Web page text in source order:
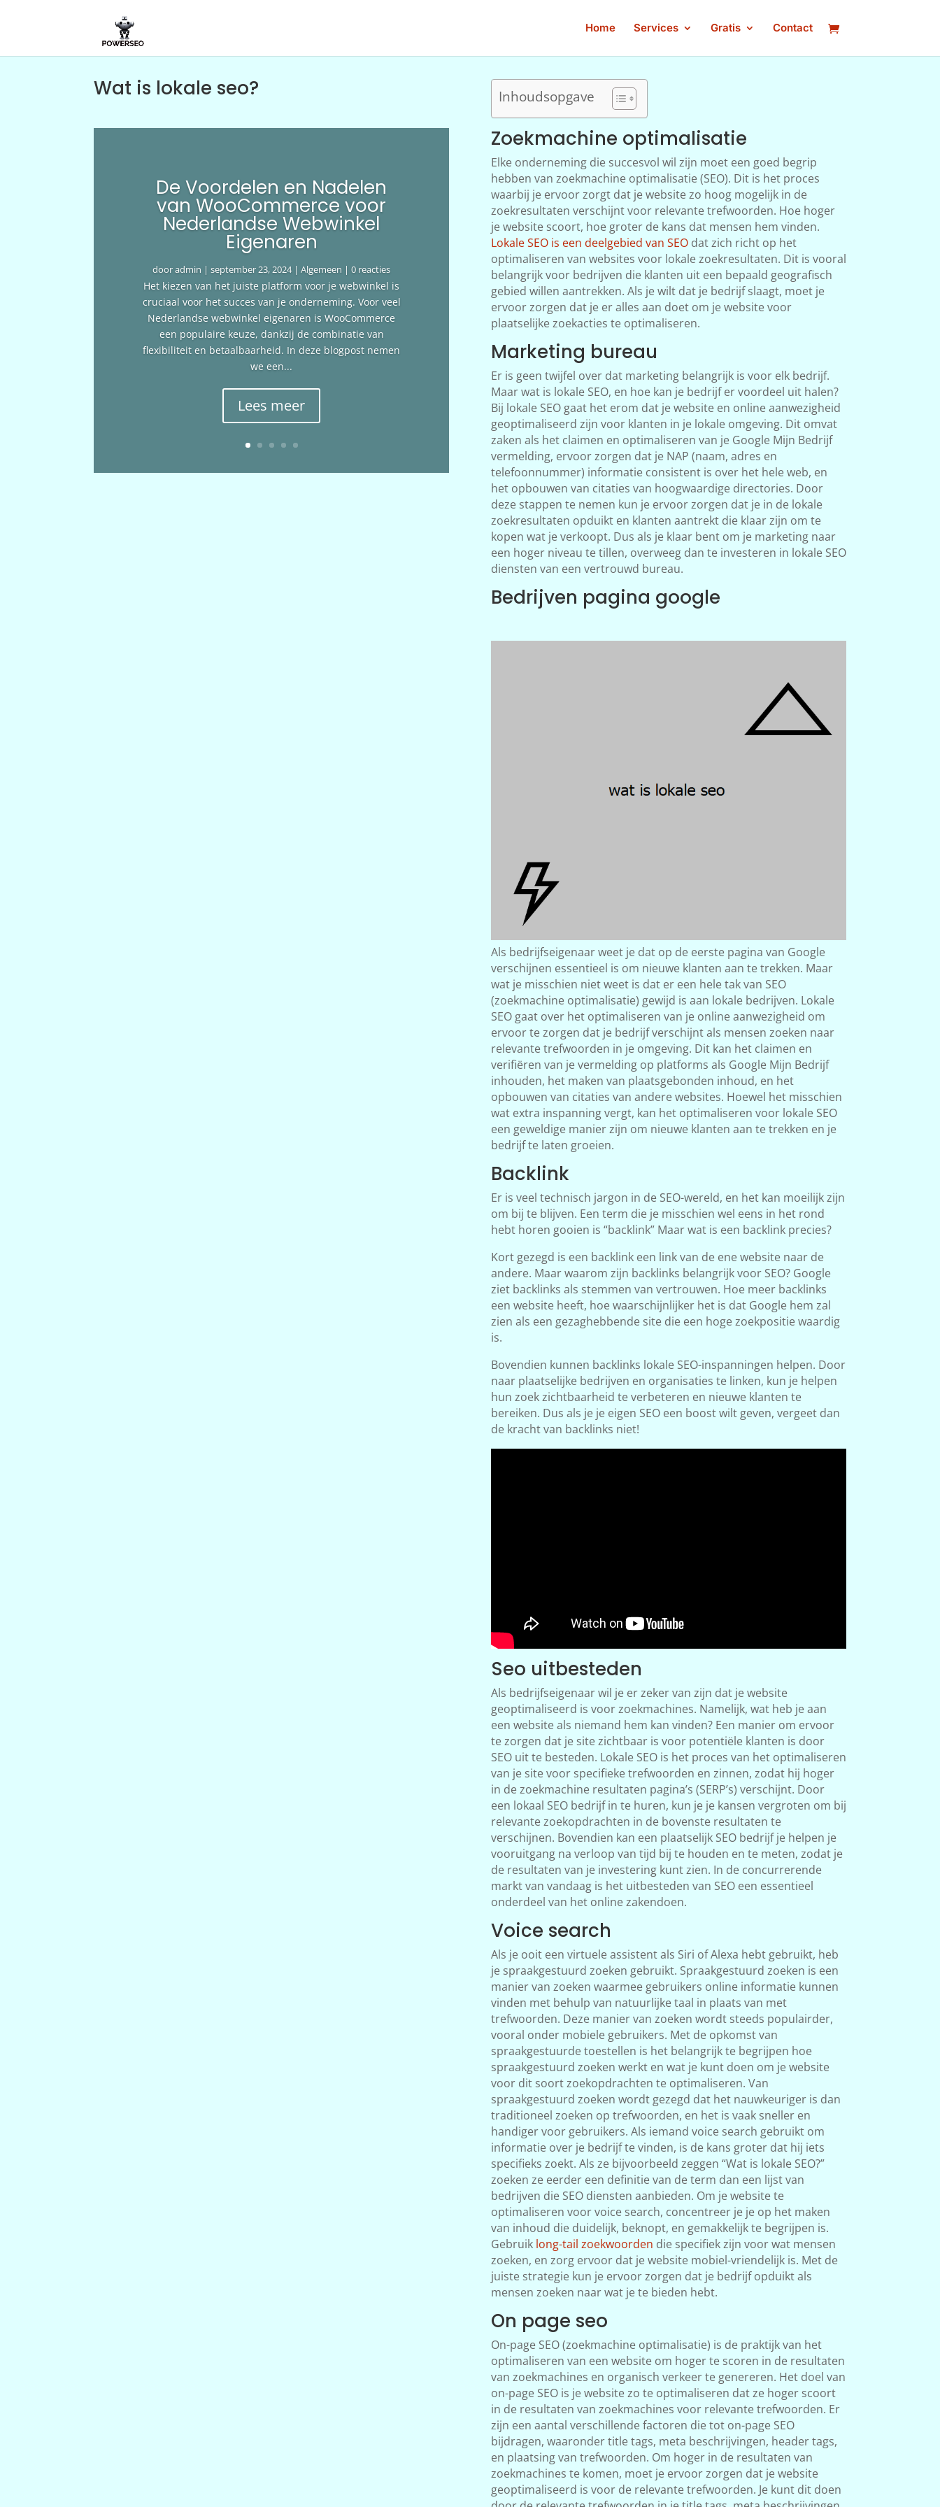
Home Services Gratis Contact
Wat is lokale seo?
De Voordelen en Nadelen
van WooCommerce voor
Nederlandse Webwinkel
Eigenaren
dooradmin |september 23, 2024|Algemeen | 0 reacties
Het kiezen van het juiste platform voor je webwinkel is
cruciaal voor het succes van je onderneming. Voor veel
Nederlandse webwinkel eigenaren is WooCommerce
een populaire keuze, dankzij de combinatie van
flexibiliteit en betaalbaarheid. In deze blogpost nemen
we een...
Lees meer
Inhoudsopgave
Zoekmachine optimalisatie
Elke onderneming die succesvol wil zijn moet een goed begrip
hebben van zoekmachine optimalisatie (SEO). Dit is het proces
waarbij je ervoor zorgt dat je website zo hoog mogelijk in de
zoekresultaten verschijnt voor relevante trefwoorden. Hoe hoger
je website scoort, hoe groter de kans dat mensen hem vinden.
Lokale SEO is een deelgebied van SEOdat zich richt op het
optimaliseren van websites voor lokale zoekresultaten. Dit is vooral
belangrijk voor bedrijven die klanten uit een bepaald geografisch
gebied willen aantrekken. Als je wilt dat je bedrijf slaagt, moet je
ervoor zorgen dat je er alles aan doet om je website voor
plaatselijke zoekacties te optimaliseren.
Marketing bureau
Er is geen twijfel over dat marketing belangrijk is voor elk bedrijf.
Maar wat is lokale SEO, en hoe kan je bedrijf er voordeel uit halen?
Bij lokale SEO gaat het erom dat je website en online aanwezigheid
geoptimaliseerd zijn voor klanten in je lokale omgeving. Dit omvat
zaken als het claimen en optimaliseren van je Google Mijn Bedrijf
vermelding, ervoor zorgen dat je NAP (naam, adres en
telefoonnummer) informatie consistent is over het hele web, en
het opbouwen van citaties van hoogwaardige directories. Door
deze stappen te nemen kun je ervoor zorgen dat je in de lokale
zoekresultaten opduikt en klanten aantrekt die klaar zijn om te
kopen wat je verkoopt. Dus als je klaar bent om je marketing naar
een hoger niveau te tillen, overweeg dan te investeren in lokale SEO
diensten van een vertrouwd bureau.
Bedrijven pagina google
Als bedrijfseigenaar weet je dat op de eerste pagina van Google
verschijnen essentieel is om nieuwe klanten aan te trekken. Maar
wat je misschien niet weet is dat er een hele tak van SEO
(zoekmachine optimalisatie) gewijd is aan lokale bedrijven. Lokale
SEO gaat over het optimaliseren van je online aanwezigheid om
ervoor te zorgen dat je bedrijf verschijnt als mensen zoeken naar
relevante trefwoorden in je omgeving. Dit kan het claimen en
verifiëren van je vermelding op platforms als Google Mijn Bedrijf
inhouden, het maken van plaatsgebonden inhoud, en het
opbouwen van citaties van andere websites. Hoewel het misschien
wat extra inspanning vergt, kan het optimaliseren voor lokale SEO
een geweldige manier zijn om nieuwe klanten aan te trekken en je
bedrijf te laten groeien.
Backlink
Er is veel technisch jargon in de SEO-wereld, en het kan moeilijk zijn
om bij te blijven. Een term die je misschien wel eens in het rond
hebt horen gooien is “backlink” Maar wat is een backlink precies?
Kort gezegd is een backlink een link van de ene website naar de
andere. Maar waarom zijn backlinks belangrijk voor SEO? Google
ziet backlinks als stemmen van vertrouwen. Hoe meer backlinks
een website heeft, hoe waarschijnlijker het is dat Google hem zal
zien als een gezaghebbende site die een hoge zoekpositie waardig
is.
Bovendien kunnen backlinks lokale SEO-inspanningen helpen. Door
naar plaatselijke bedrijven en organisaties te linken, kun je helpen
hun zoek zichtbaarheid te verbeteren en nieuwe klanten te
bereiken. Dus als je je eigen SEO een boost wilt geven, vergeet dan
de kracht van backlinks niet!
Seo uitbesteden
Als bedrijfseigenaar wil je er zeker van zijn dat je website
geoptimaliseerd is voor zoekmachines. Namelijk, wat heb je aan
een website als niemand hem kan vinden? Een manier om ervoor
te zorgen dat je site zichtbaar is voor potentiële klanten is door
SEO uit te besteden. Lokale SEO is het proces van het optimaliseren
van je site voor specifieke trefwoorden en zinnen, zodat hij hoger
in de zoekmachine resultaten pagina’s (SERP’s) verschijnt. Door
een lokaal SEO bedrijf in te huren, kun je je kansen vergroten om bij
relevante zoekopdrachten in de bovenste resultaten te
verschijnen. Bovendien kan een plaatselijk SEO bedrijf je helpen je
vooruitgang na verloop van tijd bij te houden en te meten, zodat je
de resultaten van je investering kunt zien. In de concurrerende
markt van vandaag is het uitbesteden van SEO een essentieel
onderdeel van het online zakendoen.
Voice search
Als je ooit een virtuele assistent als Siri of Alexa hebt gebruikt, heb
je spraakgestuurd zoeken gebruikt. Spraakgestuurd zoeken is een
manier van zoeken waarmee gebruikers online informatie kunnen
vinden met behulp van natuurlijke taal in plaats van met
trefwoorden. Deze manier van zoeken wordt steeds populairder,
vooral onder mobiele gebruikers. Met de opkomst van
spraakgestuurde toestellen is het belangrijk te begrijpen hoe
spraakgestuurd zoeken werkt en wat je kunt doen om je website
voor dit soort zoekopdrachten te optimaliseren. Van
spraakgestuurd zoeken wordt gezegd dat het nauwkeuriger is dan
traditioneel zoeken op trefwoorden, en het is vaak sneller en
handiger voor gebruikers. Als iemand voice search gebruikt om
informatie over je bedrijf te vinden, is de kans groter dat hij iets
specifieks zoekt. Als ze bijvoorbeeld zeggen “Wat is lokale SEO?”
zoeken ze eerder een definitie van de term dan een lijst van
bedrijven die SEO diensten aanbieden. Om je website te
optimaliseren voor voice search, concentreer je je op het maken
van inhoud die duidelijk, beknopt, en gemakkelijk te begrijpen is.
Gebruik long-tail zoekwoorden die specifiek zijn voor wat mensen
zoeken, en zorg ervoor dat je website mobiel-vriendelijk is. Met de
juiste strategie kun je ervoor zorgen dat je bedrijf opduikt als
mensen zoeken naar wat je te bieden hebt.
On page seo
On-page SEO (zoekmachine optimalisatie) is de praktijk van het
optimaliseren van een website om hoger te scoren in de resultaten
van zoekmachines en organisch verkeer te genereren. Het doel van
on-page SEO is je website zo te optimaliseren dat ze hoger scoort
in de resultaten van zoekmachines voor relevante trefwoorden. Er
zijn een aantal verschillende factoren die tot on-page SEO
bijdragen, waaronder title tags, meta beschrijvingen, header tags,
en plaatsing van trefwoorden. Om hoger in de resultaten van
zoekmachines te komen, moet je ervoor zorgen dat je website
geoptimaliseerd is voor de relevante trefwoorden. Je kunt dit doen